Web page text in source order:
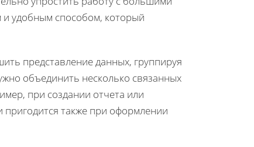
удобным способом, который
представление данных, группируя
объединить несколько связанных
при создании отчета или
также при оформлении